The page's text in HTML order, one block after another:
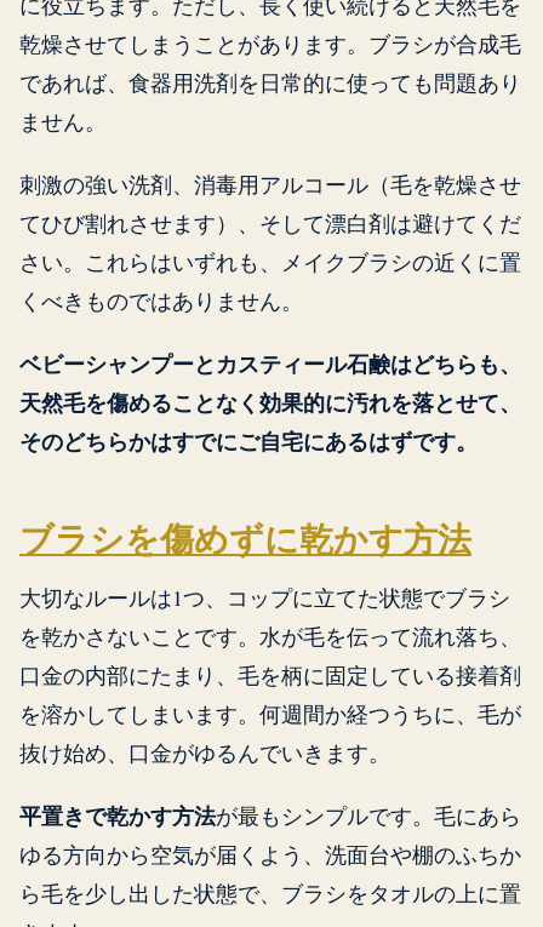
乾燥させてしまうことがあります。ブラシが合成毛
であれば、食器用洗剤を日常的に使っても問題あり
ません。
刺激の強い洗剤、消毒用アルコール（毛を乾燥させ
てひび割れさせます）、そして漂白剤は避けてくだ
さい。これらはいずれも、メイクブラシの近くに置
くべきものではありません。
ベビーシャンプーとカスティール石鹸はどちらも、
天然毛を傷めることなく効果的に汚れを落とせて、
そのどちらかはすでにご自宅にあるはずです。
ブラシを傷めずに乾かす方法
大切なルールは1つ、コップに立てた状態でブラシ
を乾かさないことです。水が毛を伝って流れ落ち、
口金の内部にたまり、毛を柄に固定している接着剤
を溶かしてしまいます。何週間か経つうちに、毛が
抜け始め、口金がゆるんでいきます。
平置きで乾かす方法が最もシンプルです。毛にあら
ゆる方向から空気が届くよう、洗面台や棚のふちか
ら毛を少し出した状態で、ブラシをタオルの上に置